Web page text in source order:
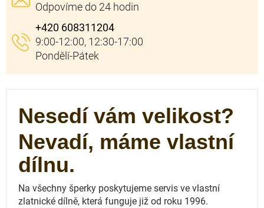
+420 608311204
Nesedí vám velikost?
Nevadí, máme vlastní
dílnu.
Na všechny šperky poskytujeme servis ve vlastní
zlatnické dílně, která funguje již od roku 1996.